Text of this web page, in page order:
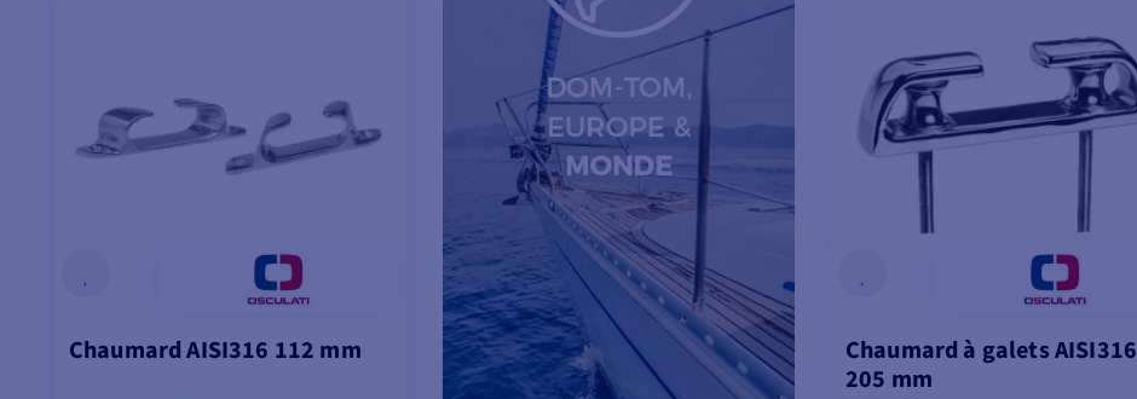
Chaumard AISI316 112 mm
Chaumard à galets AISI316
205 mm